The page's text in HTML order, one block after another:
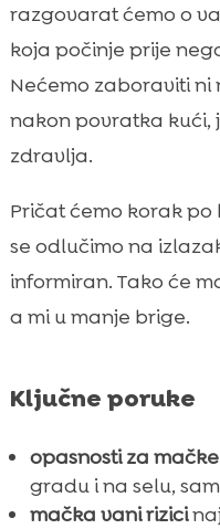
 Higijena i mirisi
pijesak, šape i
 Zaključak
FAQ
razgovarat ćemo o
koja počinje prije
Nećemo zaboraviti
nakon povratka kući,
zdravlja.
Pričat ćemo korak po
se odlučimo na
informiran. Tako će
a mi u manje brige.
Ključne poruke
opasnosti za
gradu i na selu,
mačka vani rizici